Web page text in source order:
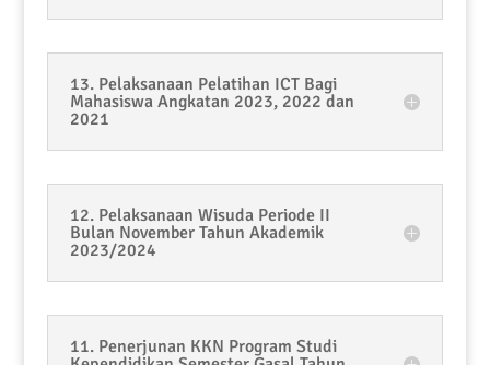
13. Pelaksanaan Pelatihan ICT Bagi
Mahasiswa Angkatan 2023, 2022 dan
2021
12. Pelaksanaan Wisuda Periode II
Bulan November Tahun Akademik
2023/2024
11. Penerjunan KKN Program Studi